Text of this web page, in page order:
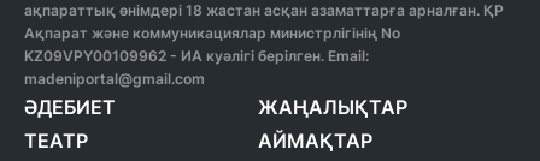
ақпараттық өнімдері 18 жастан асқан азаматтарға арналған. ҚР
Ақпарат және коммуникациялар министрлігінің No
KZ09VPY00109962 - ИА куәлігі берілген. Email:
madeniportal@gmail.com
ӘДЕБИЕТ
ТЕАТР
ЖАҢАЛЫҚТАР
АЙМАҚТАР